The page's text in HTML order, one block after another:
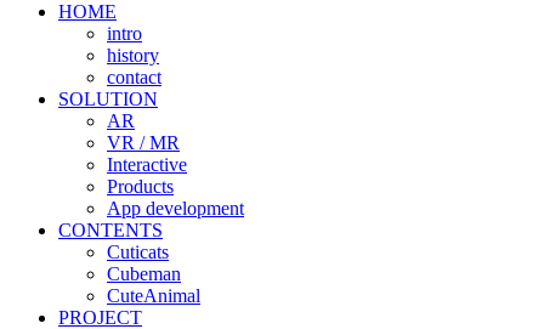
HOME
intro
history
contact
SOLUTION
AR
VR / MR
Interactive
Products
App development
CONTENTS
Cuticats
Cubeman
CuteAnimal
PROJECT